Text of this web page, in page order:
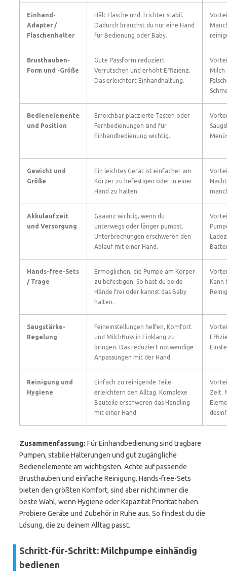
Einhand-
Adapter /
Flaschenhalter
Hält Flasche und Trichter stabil.
Dadurch brauchst du nur eine Hand
für Bedienung oder Baby.
Brusthauben-
Form und -Größe
Gute Passform reduziert
Verrutschen und erhöht Effizienz.
Das erleichtert Einhandhaltung.
Milch
Bedienelemente
und Position
Erreichbar platzierte Tasten oder
Fernbedienungen sind für
Einhandbedienung wichtig.
Gewicht und
Größe
Ein leichtes Gerät ist einfacher am
Körper zu befestigen oder in einer
Hand zu halten.
Akkulaufzeit
und Versorgung
Gaaanz wichtig, wenn du
unterwegs oder länger pumpst.
Unterbrechungen erschweren den
Ablauf mit einer Hand.
Hands-free-Sets
/ Trage
Ermöglichen, die Pumpe am Körper
zu befestigen. So hast du beide
Hände frei oder kannst das Baby
halten.
Kann
Saugstärke-
Regelung
Feineinstellungen helfen, Komfort
und Milchfluss in Einklang zu
bringen. Das reduziert notwendige
Anpassungen mit der Hand.
Reinigung und
Hygiene
Einfach zu reinigende Teile
erleichtern den Alltag. Komplexe
Bauteile erschweren das Handling
mit einer Hand.
Zeit.
Zusammenfassung: Für Einhandbedienung sind tragbare
Pumpen, stabile Halterungen und gut zugängliche
Bedienelemente am wichtigsten. Achte auf passende
Brusthauben und einfache Reinigung. Hands-free-Sets
bieten den größten Komfort, sind aber nicht immer die
beste Wahl, wenn Hygiene oder Kapazität Priorität haben.
Probiere Geräte und Zubehör in Ruhe aus. So findest du die
Lösung, die zu deinem Alltag passt.
Schritt-für-Schritt: Milchpumpe einhändig
bedienen